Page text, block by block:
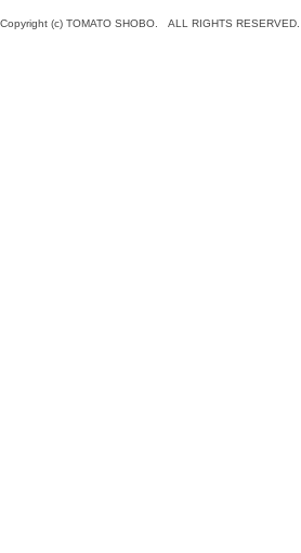
Copyright (c) TOMATO SHOBO. ALL RIGHTS RESERVED.